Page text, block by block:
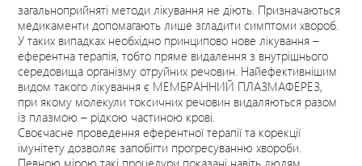
загальноприйняті методи лікування не діють. Призначаються
медикаменти допомагають лише згладити симптоми хвороб.
У таких випадках необхідно принципово нове лікування –
еферентна терапія, тобто пряме видалення з внутрішнього
середовища організму отруйних речовин. Найефективнішим
видом такого лікування є МЕМБРАННИЙ ПЛАЗМАФЕРЕЗ,
при якому молекули токсичних речовин видаляються разом
із плазмою – рідкою частиною крові.
Своєчасне проведення еферентної терапії та корекції
імунітету дозволяє запобігти прогресуванню хвороби.
Певною мірою такі процедури показані навіть людям